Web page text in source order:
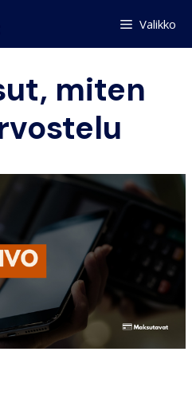
Valikko
miten